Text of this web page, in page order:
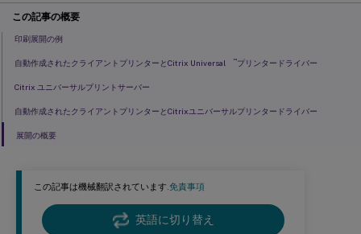
この記事は機械翻訳されています.免責事項
英語に切り替え
この記事の概要
印刷展開の例
自動作成されたクライアントプリンターとCitrix Universal ™ プリンタードライバー
Citrix ユニバーサルプリントサーバー
自動作成されたクライアントプリンターとCitrixユニバーサルプリンタードライバー
展開の概要